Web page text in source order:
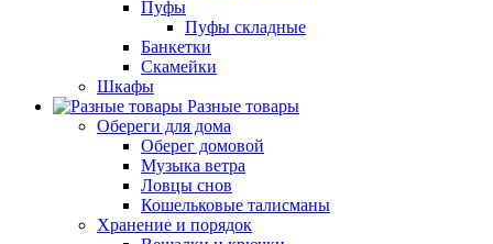
Пуфы
Пуфы складные
Банкетки
Скамейки
Шкафы
Разные товары
Обереги для дома
Оберег домовой
Музыка ветра
Ловцы снов
Кошельковые талисманы
Хранение и порядок